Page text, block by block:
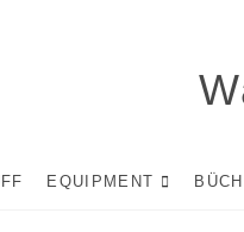
EQUIPMENT